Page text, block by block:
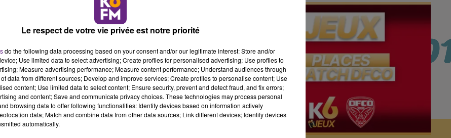
Le respect de votre vie privée est notre priorité
do the following data processing based on your consent and/or our legitimate interest: Store and/or
Use limited data to select advertising; Create profiles for personalised advertising; Use profiles to
Measure advertising performance; Measure content performance; Understand audiences through
data from different sources; Develop and improve services; Create profiles to personalise content; Use
content; Use limited data to select content; Ensure security, prevent and detect fraud, and fix errors;
and content; Save and communicate privacy choices. These technologies may process personal
browsing data to offer following functionalities: Identify devices based on information actively
data; Match and combine data from other data sources; Link different devices; Identify devices
automatically.